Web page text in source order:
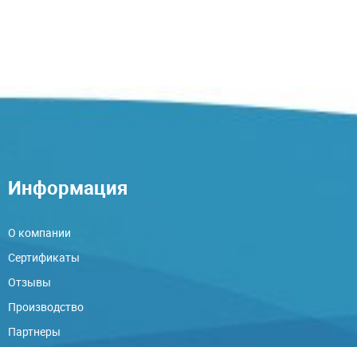
Информация
О компании
Сертификаты
Отзывы
Производство
Партнеры